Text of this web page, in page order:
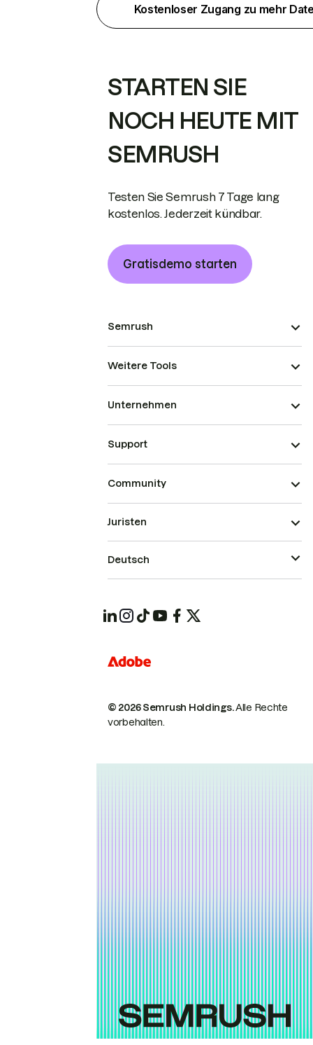
Kostenloser Zugang zu mehr
STARTEN SIE
NOCH HEUTE MIT
SEMRUSH
Testen Sie Semrush 7 Tage lang
kostenlos. Jederzeit kündbar.
Gratisdemo starten
Semrush
Weitere Tools
Unternehmen
Support
Community
© 2026 Semrush Holdings.Alle Rechte
vorbehalten.
Juristen
Deutsch